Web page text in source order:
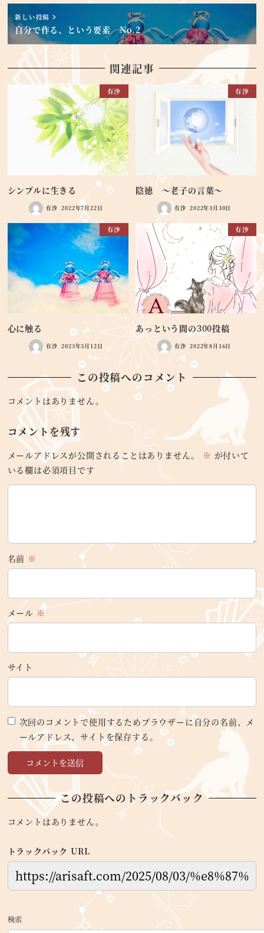
新しい投稿
自分で作る、という要素 No.2
関連記事
有沙
シンプルに生きる
有沙 2022年7月22日
有沙
陰徳 ～老子の言葉～
有沙 2022年3月30日
有沙
心に触る
有沙 2023年3月12日
有沙
あっという間の300投稿
有沙 2022年8月16日
この投稿へのコメント
コメントはありません。
コメントを残す
メールアドレスが公開されることはありません。 ※ が付いて
いる欄は必須項目です
名前 ※
メール※
サイト
次回のコメントで使用するためブラウザーに自分の名前、メ
ールアドレス、サイトを保存する。
この投稿へのトラックバック
コメントはありません。
トラックバック URL
検索